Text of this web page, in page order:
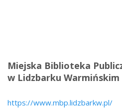
Miejska Biblioteka
w Lidzbarku Warmińskim
https://www.mbp.lidzbarkw.pl/